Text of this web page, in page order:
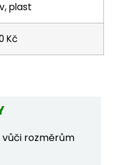
plast
Kč
rozměrům